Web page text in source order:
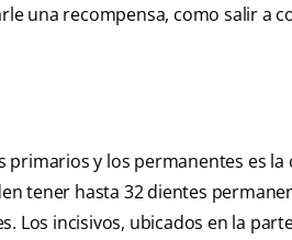
una recompensa, como salir a
y los permanentes es la
tener hasta 32 dientes
Los incisivos, ubicados en la